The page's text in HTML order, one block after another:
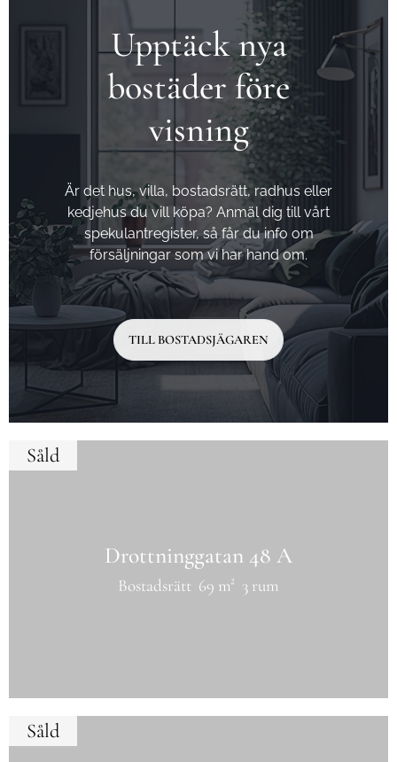
Upptäck nya
bostäder före
visning
Är det hus, villa, bostadsrätt, radhus eller
kedjehus du vill köpa? Anmäl dig till vårt
spekulantregister, så får du info om
försäljningar som vi har hand om.
TILL BOSTADSJÄGAREN
Drottninggatan 48 A
Bostadsrätt 69 m² 3 rum
Såld
Såld